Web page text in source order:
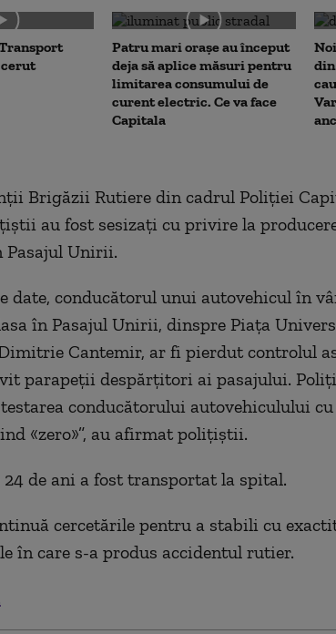
Patru mari orașe au început
deja să aplice măsuri pentru
limitarea consumului de
curent electric. Ce va face
Capitala
Brigăzii Rutiere din cadrul Poliţiei
au fost sesizaţi cu privire la
Unirii.
date, conducătorul unui autovehicul în
în Pasajul Unirii, dinspre Piaţa
Cantemir, ar fi pierdut controlul
parapeţii despărţitori ai pasajului.
conducătorului autovehiculului
«zero»”, au afirmat poliţiştii.
24 de ani a fost transportat la spital.
cercetările pentru a stabili cu
în care s-a produs accidentul rutier.